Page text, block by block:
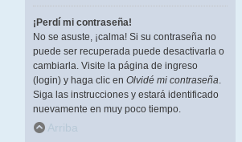
¡Perdí mi contraseña!
No se asuste, ¡calma! Si su contraseña no
puede ser recuperada puede desactivarla o
cambiarla. Visite la página de ingreso
(login) y haga clic en Olvidé mi contraseña.
Siga las instrucciones y estará identificado
nuevamente en muy poco tiempo.
Arriba